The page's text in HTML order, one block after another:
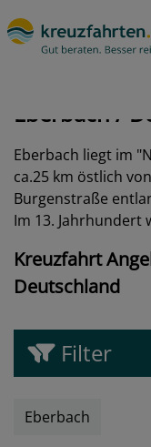
Eberbach /
Eberbach liegt im
ca.25 km östlich
Burgenstraße
Im 13. Jahrhundert
Kreuzfahrt
Deutschland
Filter
Eberbach